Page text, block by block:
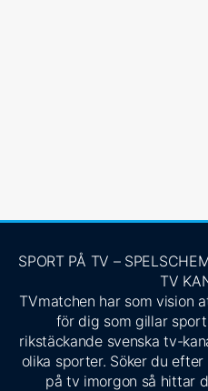
SPORT PÅ TV –
TV
TVmatchen har som vision
för dig som gillar
rikstäckande svenska tv-
olika sporter. Söker du
på tv imorgon så hittar